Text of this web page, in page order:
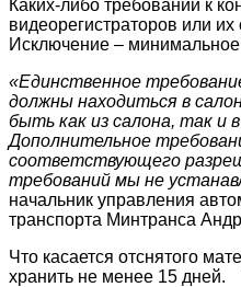
Каких-либо требований к
видеорегистраторов или
Исключение –
«Единственное
должны находиться в
быть как из салона, так и
Дополнительное
соответствующего
требований мы не
начальник управления
транспорта Минтранса
Что касается отснятого
хранить не менее 15 дней.